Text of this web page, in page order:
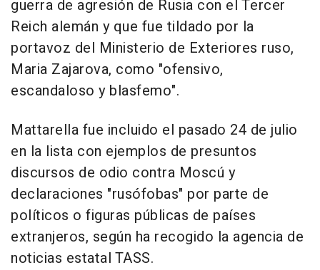
guerra de agresión de Rusia con el Tercer
Reich alemán y que fue tildado por la
portavoz del Ministerio de Exteriores ruso,
Maria Zajarova, como "ofensivo,
escandaloso y blasfemo".
Mattarella fue incluido el pasado 24 de julio
en la lista con ejemplos de presuntos
discursos de odio contra Moscú y
declaraciones "rusófobas" por parte de
políticos o figuras públicas de países
extranjeros, según ha recogido la agencia de
noticias estatal TASS.